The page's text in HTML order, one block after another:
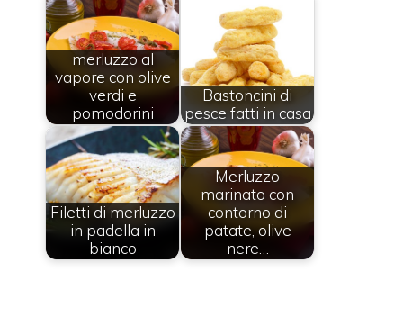
merluzzo al
vapore con olive
verdi e
pomodorini
Bastoncini di
pesce fatti in casa
Filetti di merluzzo
in padella in
bianco
Merluzzo
marinato con
contorno di
patate, olive
nere…